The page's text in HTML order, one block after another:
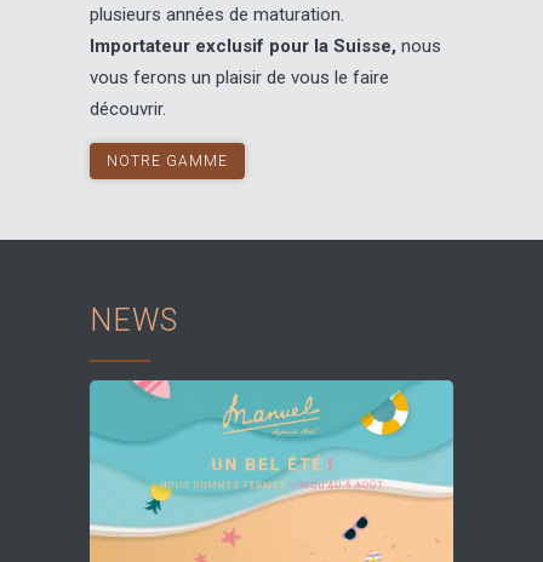
plusieurs années de maturation.
Importateur exclusif pour la Suisse, nous
vous ferons un plaisir de vous le faire
découvrir.
NOTRE GAMME
NEWS